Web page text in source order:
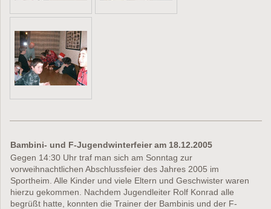
Bambini- und F-Jugendwinterfeier am 18.12.2005
Gegen 14:30 Uhr traf man sich am Sonntag zur
vorweihnachtlichen Abschlussfeier des Jahres 2005 im
Sportheim. Alle Kinder und viele Eltern und Geschwister waren
hierzu gekommen. Nachdem Jugendleiter Rolf Konrad alle
begrüßt hatte, konnten die Trainer der Bambinis und der F-